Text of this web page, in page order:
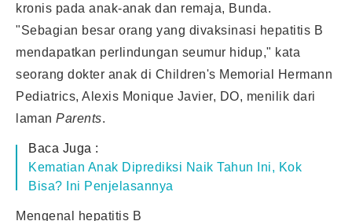
kronis pada anak-anak dan remaja, Bunda.
"Sebagian besar orang yang divaksinasi hepatitis B
mendapatkan perlindungan seumur hidup," kata
seorang dokter anak di Children's Memorial Hermann
Pediatrics, Alexis Monique Javier, DO, menilik dari
laman Parents.
Baca Juga :
Kematian Anak Diprediksi Naik Tahun Ini, Kok
Bisa? Ini Penjelasannya
Mengenal hepatitis B